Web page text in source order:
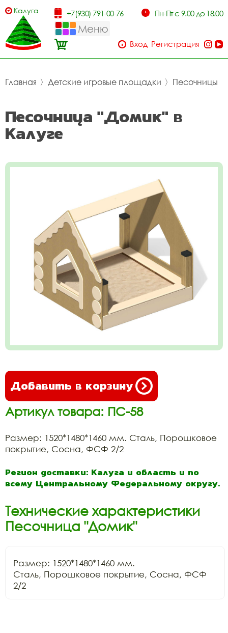
Калуга +7(930) 791-00-76 Пн-Пт с 9.00 до 18.00
Меню
Вход Регистрация
Главная 〉 Детские игровые площадки 〉 Песочницы
Песочница "Домик" в
Калуге
Добавить в корзину
Артикул товара: ПС-58
Размер: 1520*1480*1460 мм. Сталь, Порошковое
покрытие, Сосна, ФСФ 2/2
Регион доставки: Калуга и область и по
всему Центральному Федеральному округу.
Технические характеристики
Песочница "Домик"
Размер: 1520*1480*1460 мм.
Сталь, Порошковое покрытие, Сосна, ФСФ
2/2